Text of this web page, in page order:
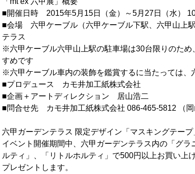
■開催日時 2015年5月15日（金）～5月27日（水）
■会場 六甲ケーブル（六甲ケーブル下駅、六甲山上
テラス
※六甲ケーブル六甲山上駅の駐車場は30台限りのた
すめです
※六甲ケーブル車内の装飾を鑑賞するに当たっては、
■プロデュース カモ井加工紙株式会社
■企画＋アートディレクション 居山浩二
■問合せ先 カモ井加工紙株式会社 086-465-5812 （岡
六甲ガーデンテラス 限定デザイン「マスキングテー
イベント開催期間中、六甲ガーデンテラス内の「グ
ルティ」、「リトルホルティ」で500円以上お買い上
プレゼントします。